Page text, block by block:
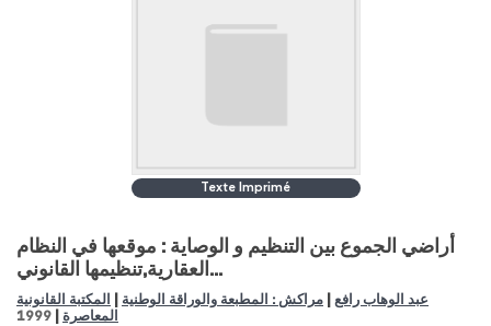
Texte Imprimé
أراضي الجموع بين التنظيم و الوصاية : موقعها في النظام
العقارية,تنظيمها القانوني...
عبد الوهاب رافع مراكش : المطبعة والوراقة الوطنية
المكتبة القانونية
المعاصرة
1999